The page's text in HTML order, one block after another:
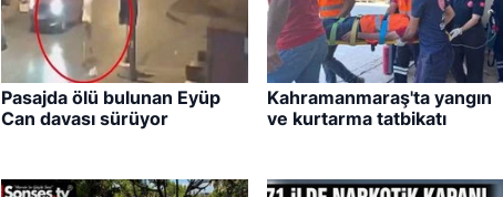
Pasajda ölü bulunan Eyüp
Can davası sürüyor
Kahramanmaraş'ta yangın
ve kurtarma tatbikatı